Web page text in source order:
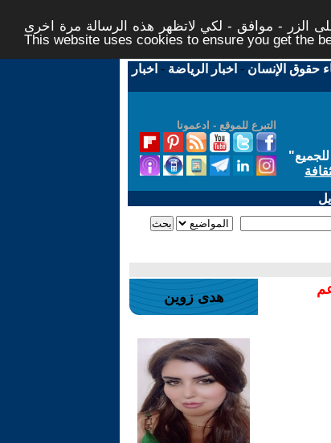
الزر - موافق - لكي لاتظهر هذه الرسالة مرة اخرى -
This website uses cookies to ensure you get the
حقوق الإنسان - اخبار الرياضة - اخبار
التبرع للموقع - ادعمونا
"
هدى زوين